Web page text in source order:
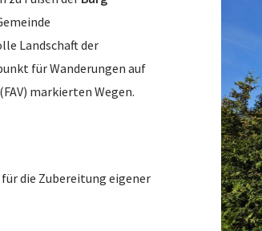
Landschaft der
für Wanderungen auf
markierten Wegen.
die Zubereitung eigener